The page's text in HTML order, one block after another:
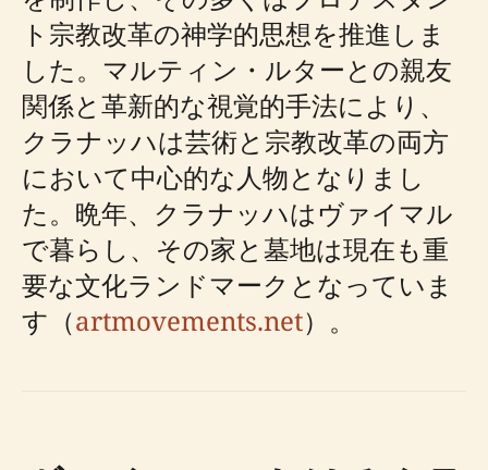
ト宗教改革の神学的思想を推進しま
した。マルティン・ルターとの親友
関係と革新的な視覚的手法により、
クラナッハは芸術と宗教改革の両方
において中心的な人物となりまし
た。晩年、クラナッハはヴァイマル
で暮らし、その家と墓地は現在も重
要な文化ランドマークとなっていま
す（artmovements.net）。